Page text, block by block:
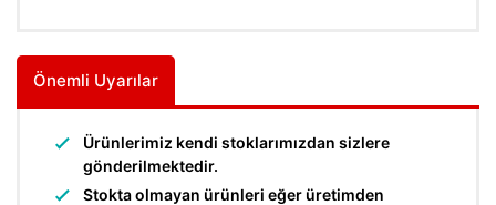
Önemli Uyarılar
Ürünlerimiz kendi stoklarımızdan sizlere
gönderilmektedir.
Stokta olmayan ürünleri eğer üretimden